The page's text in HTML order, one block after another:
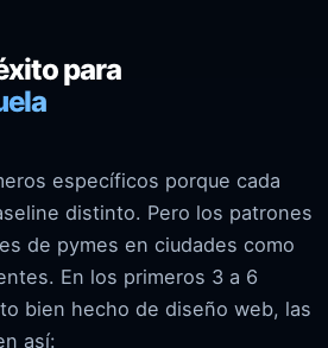
para
específicos porque cada
distinto. Pero los patrones
de pymes en ciudades como
En los primeros 3 a 6
bien hecho de diseño web, las
así: